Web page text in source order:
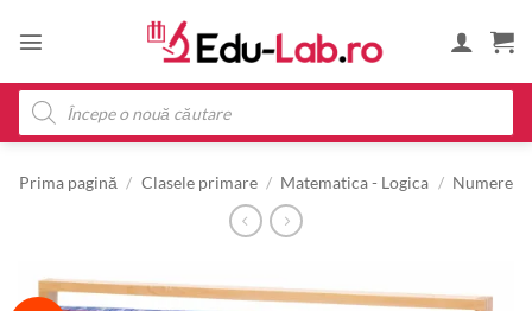
Products
search
Prima pagină / Clasele primare / Matematica - Logica / Numere